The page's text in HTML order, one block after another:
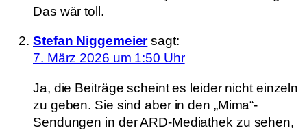
Das wär toll.
Stefan Niggemeier sagt:
7. März 2026 um 1:50 Uhr
Ja, die Beiträge scheint es leider nicht einzeln
zu geben. Sie sind aber in den „Mima“-
Sendungen in der ARD-Mediathek zu sehen,